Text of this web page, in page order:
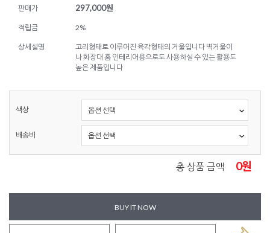
판매가 297,000원
적립금 2%
상세설명
고리형태로 이루어진 육각형태의 거울입니다 벽거울이
나 화장대 홈 인테리어용으로도 사용하실 수 있는 활용도
높은 제품입니다
색상
배송비
총 상품 금액 0원
BUY IT NOW